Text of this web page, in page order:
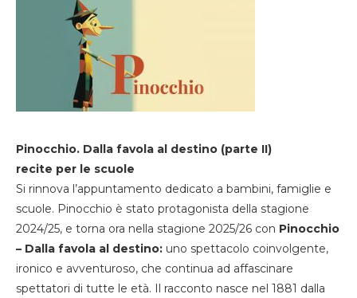
Pinocchio. Dalla favola al destino (parte II)
recite per le scuole
Si rinnova l’appuntamento dedicato a bambini, famiglie e
scuole. Pinocchio è stato protagonista della stagione
2024/25, e torna ora nella stagione 2025/26 con Pinocchio
– Dalla favola al destino: uno spettacolo coinvolgente,
ironico e avventuroso, che continua ad affascinare
spettatori di tutte le età. Il racconto nasce nel 1881 dalla